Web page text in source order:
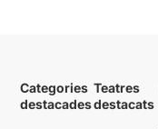
Categories
destacades
Teatres
destacats